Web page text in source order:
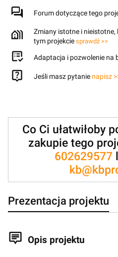
Forum dotyczące tego
Zmiany istotne i
tym projekcie sprawdź >>
Adaptacja i pozwolenie na
Jeśli masz pytanie napisz
Co Ci ułatwiłoby
zakupie tego
602629577
Prezentacja projektu
Opis projektu